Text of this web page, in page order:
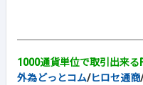
1000通貨単位で取引出来る
外為どっとコム/ヒロセ通商/